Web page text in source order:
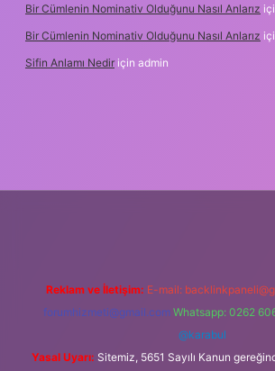
Bir Cümlenin Nominativ Olduğunu Nasıl Anlarız
Bir Cümlenin Nominativ Olduğunu Nasıl Anlarız
Sifin Anlamı Nedir için admin
Reklam ve İletişim: E-mail:
forumhizmeti@gmail.com Whatsapp: 0262
@karabul
Yasal Uyarı: Sitemiz, 5651 Sayılı Kanun